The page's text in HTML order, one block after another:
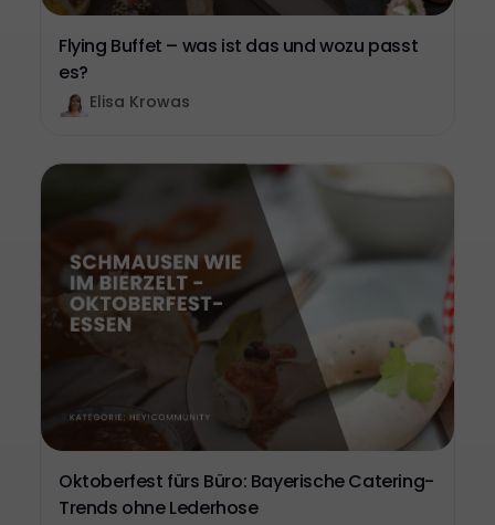
Flying Buffet – was ist das und wozu passt
es?
Elisa Krowas
Oktoberfest fürs Büro: Bayerische Catering-
Trends ohne Lederhose